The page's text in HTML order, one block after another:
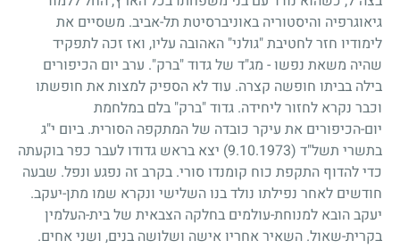
גיאוגרפיה והיסטוריה באוניברסיטת תל-אביב. משסיים את
לימודיו חזר לחטיבת "גולני" האהובה עליו, ואז זכה לתפקיד
שהיה משאת נפשו- מג"ד של גדוד "ברק". ערב יום הכיפורים
בילה בביתו חופשה קצרה. עוד לא הספיק למצות את חופשתו
וכבר נקרא לחזור ליחידה. גדוד "ברק" בלם במלחמת
יום-הכיפורים את עיקר כובדה של המתקפה הסורית. ביום י"ג
בתשרי תשל"ד (9.10.1973)
יצא בראש גדודו לעבר כפר בוקעתה
כדי להדוף התקפת כוח קומנדו סורי. בקרב זה נפגע ונפל. שבעה
חודשים לאחר נפילתו נולד בנו השלישי ונקרא שמו מתן-יעקב.
יעקב הובא למנוחת-עולמים בחלקה הצבאית של בית-העלמין
בקרית-שאול. השאיר אחריו אישה ושלושה בנים, ושני אחים.